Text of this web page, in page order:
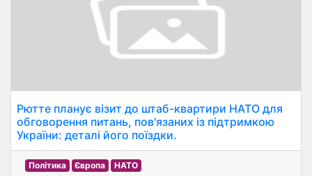
Рютте планує візит до штаб-квартири НАТО для
обговорення питань, пов'язаних із підтримкою
України: деталі його поїздки.
Політика Європа НАТО